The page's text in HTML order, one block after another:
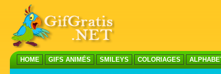
HOME GIFS ANIMÉS SMILEYS COLORIAGES